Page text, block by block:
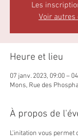
Les
Voir autres
Heure et lieu
07 janv. 2023, 09:00 –
Mons, Rue des
À propos de
L'initation vous permet